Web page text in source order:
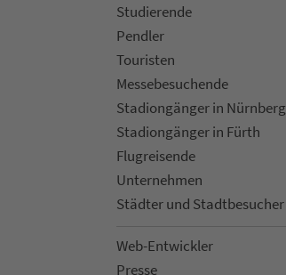
Stu­die­rende
Pendler
Touristen
Mes­se­be­suchende
Sta­di­on­gän­ger in Nürn­berg
Sta­di­on­gän­ger in Fürth
Flug­rei­sen­de
Un­ter­neh­men
Städter und Stadt­be­su­cher
Web-Entwickler
Presse